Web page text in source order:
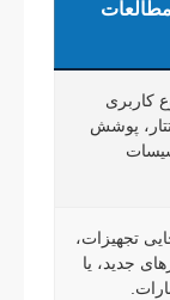
کاربری
پوشش
تجهیزات،
جدید، یا